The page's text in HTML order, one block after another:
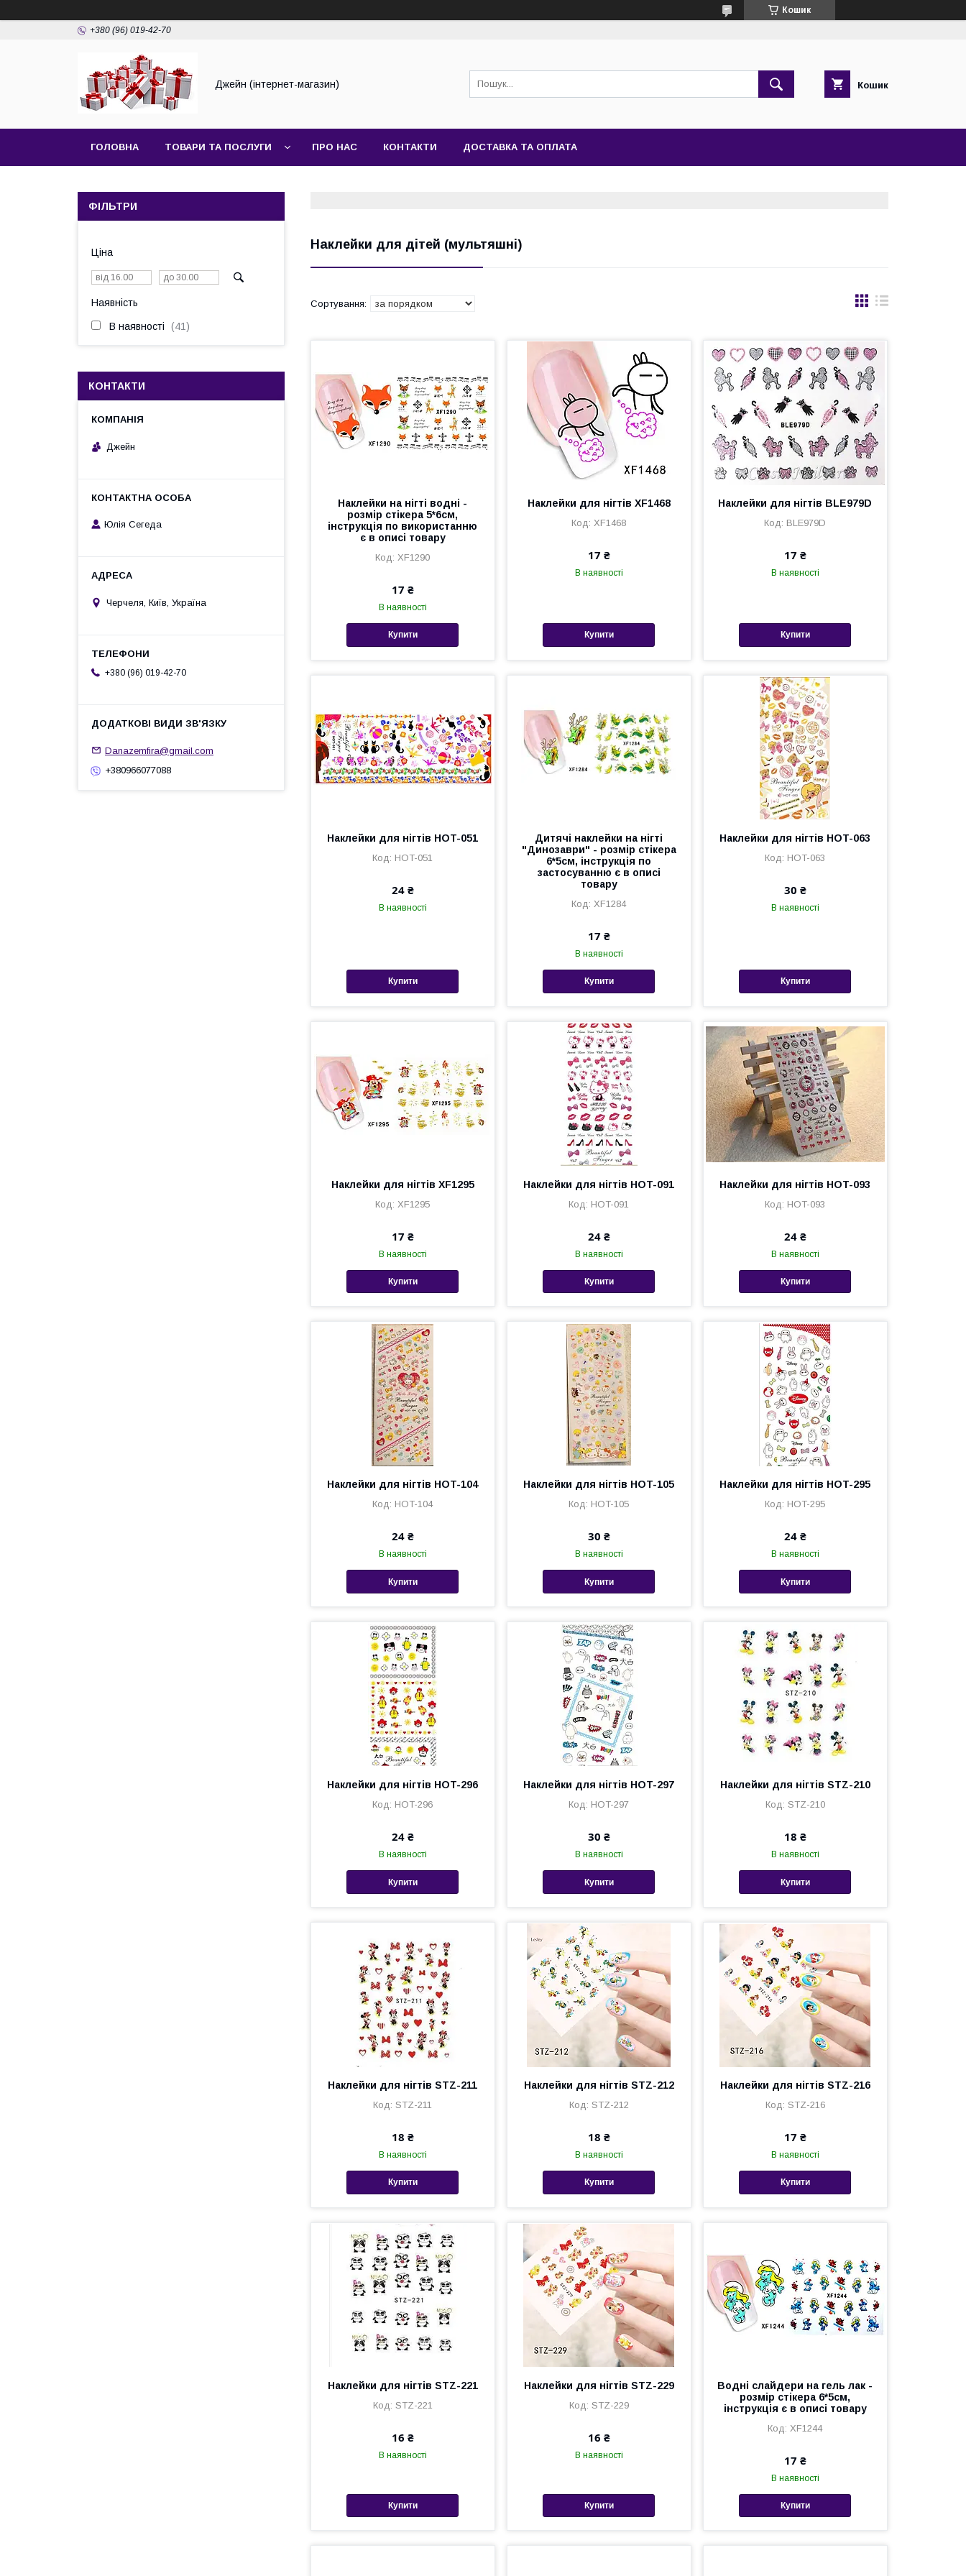
Кошик
+380 (96) 019-42-70
Джейн (інтернет-магазин) Кошик
ГОЛОВНА ТОВАРИ ТА ПОСЛУГИ ПРО НАС КОНТАКТИ ДОСТАВКА ТА ОПЛАТА
Наклейки для дітей (мультяшні)
Наклейки на нігті водні -
розмір стікера 5*6см,
інструкція по використанню
є в описі товару
XF1290
17 ₴
В наявності
Купити
Наклейки для нігтів XF1468
XF1468
17 ₴
В наявності
Купити
Наклейки для нігтів BLE979D
BLE979D
17 ₴
В наявності
Купити
Наклейки для нігтів HOT-051
HOT-051
24 ₴
В наявності
Купити
Дитячі наклейки на нігті
"Динозаври" - розмір стікера
6*5см, інструкція по
застосуванню є в описі
товару
XF1284
17 ₴
В наявності
Купити
Наклейки для нігтів HOT-063
HOT-063
30 ₴
В наявності
Купити
Наклейки для нігтів XF1295
XF1295
17 ₴
В наявності
Купити
Наклейки для нігтів HOT-091
HOT-091
24 ₴
В наявності
Купити
Наклейки для нігтів HOT-093
HOT-093
24 ₴
В наявності
Купити
Наклейки для нігтів HOT-104
HOT-104
24 ₴
В наявності
Купити
Наклейки для нігтів HOT-105
HOT-105
30 ₴
В наявності
Купити
Наклейки для нігтів HOT-295
HOT-295
24 ₴
В наявності
Купити
Наклейки для нігтів HOT-296
HOT-296
24 ₴
В наявності
Купити
Наклейки для нігтів HOT-297
HOT-297
30 ₴
В наявності
Купити
Наклейки для нігтів STZ-210
STZ-210
18 ₴
В наявності
Купити
Наклейки для нігтів STZ-211
STZ-211
18 ₴
В наявності
Купити
Наклейки для нігтів STZ-212
STZ-212
18 ₴
В наявності
Купити
Наклейки для нігтів STZ-216
STZ-216
17 ₴
В наявності
Купити
Наклейки для нігтів STZ-221
STZ-221
16 ₴
В наявності
Купити
Наклейки для нігтів STZ-229
STZ-229
16 ₴
В наявності
Купити
Водні слайдери на гель лак -
розмір стікера 6*5см,
інструкція є в описі товару
XF1244
17 ₴
В наявності
Купити
ФІЛЬТРИ
Ціна
Наявність
В наявності 41
КОНТАКТИ
Джейн
Юлія Сегеда
Черчеля, Київ, Україна
+380 (96) 019-42-70
Danazemfira@gmail.com
+380966077088